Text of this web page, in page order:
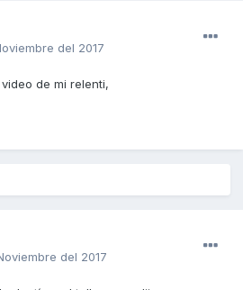
del 2017
de mi relenti,
del 2017